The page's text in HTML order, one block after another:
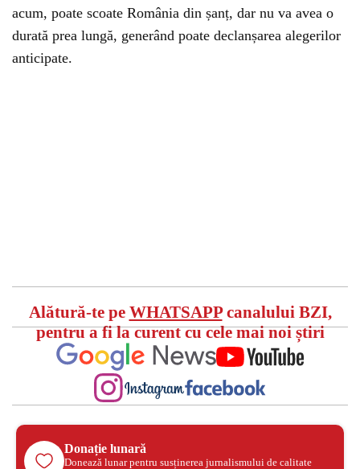
acum, poate scoate România din șanț, dar nu va avea o
durată prea lungă, generând poate declanșarea alegerilor
anticipate.
Alătură-te pe WHATSAPPcanalului BZI,
pentru a fi la curent cu cele mai noi știri
Donație lunară
Donează lunar pentru susținerea jurnalismului de calitate